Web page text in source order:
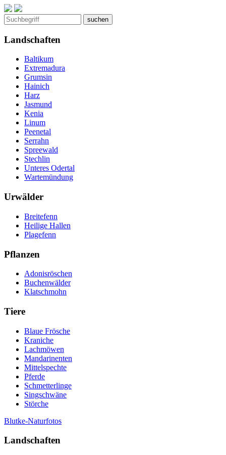
Landschaften
Baltikum
Extremadura
Grumsin
Hainich
Harz
Jasmund
Kenia
Linum
Peenetal
Serrahn
Spreewald
Stechlin
Unteres Odertal
Wartemündung
Urwälder
Breitefenn
Heilige Hallen
Plagefenn
Pflanzen
Adonisröschen
Buchenwälder
Klatschmohn
Tiere
Blaue Frösche
Kraniche
Lachmöwen
Mandarinenten
Mittelspechte
Pferde
Schmetterlinge
Singschwäne
Störche
Blutke-Naturfotos
Landschaften